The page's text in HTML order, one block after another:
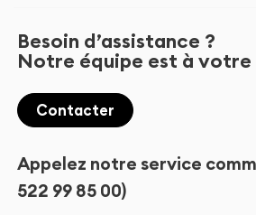
Besoin d’assistance ?
Notre équipe est à
Contacter
Appelez notre service
522 99 85 00)